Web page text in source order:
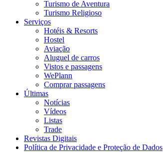
Turismo de Aventura
Turismo Religioso
Serviços
Hotéis & Resorts
Hostel
Aviação
Aluguel de carros
Vistos e passagens
WePlann
Comprar passagens
Últimas
Notícias
Vídeos
Listas
Trade
Revistas Digitais
Política de Privacidade e Proteção de Dados